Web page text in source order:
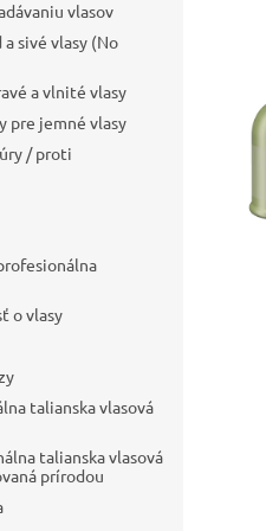
vlasov
sivé vlasy (No
a vlnité vlasy
pre jemné vlasy
/ proti
o vlasy
talianska vlasová
talianska vlasová
prírodou